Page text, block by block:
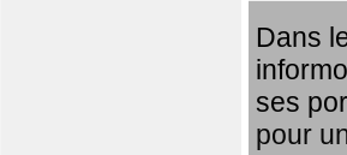
Dans
ses
pour